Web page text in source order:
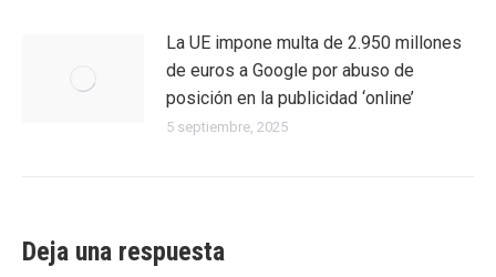
La UE impone multa de 2.950 millones
de euros a Google por abuso de
posición en la publicidad ‘online’
5 septiembre, 2025
Deja una respuesta